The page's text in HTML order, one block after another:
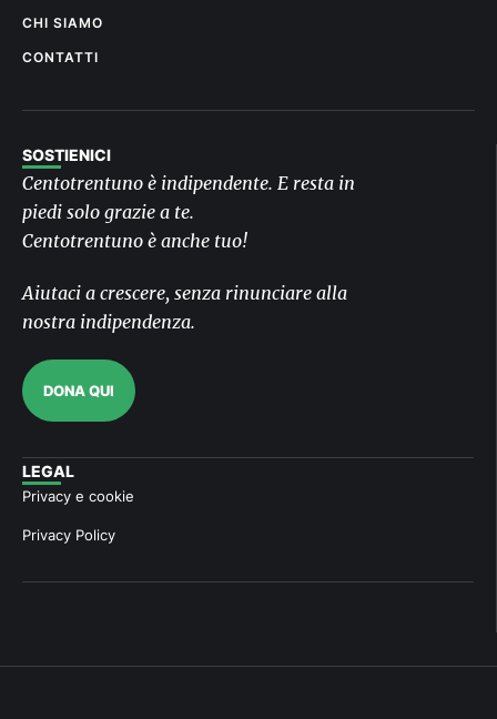
CHI SIAMO
CONTATTI
SOSTIENICI
Centotrentuno è indipendente. E resta in
piedi solo grazie a te.
Centotrentuno è anche tuo!
Aiutaci a crescere, senza rinunciare alla
nostra indipendenza.
DONA QUI
LEGAL
Privacy e cookie
Privacy Policy